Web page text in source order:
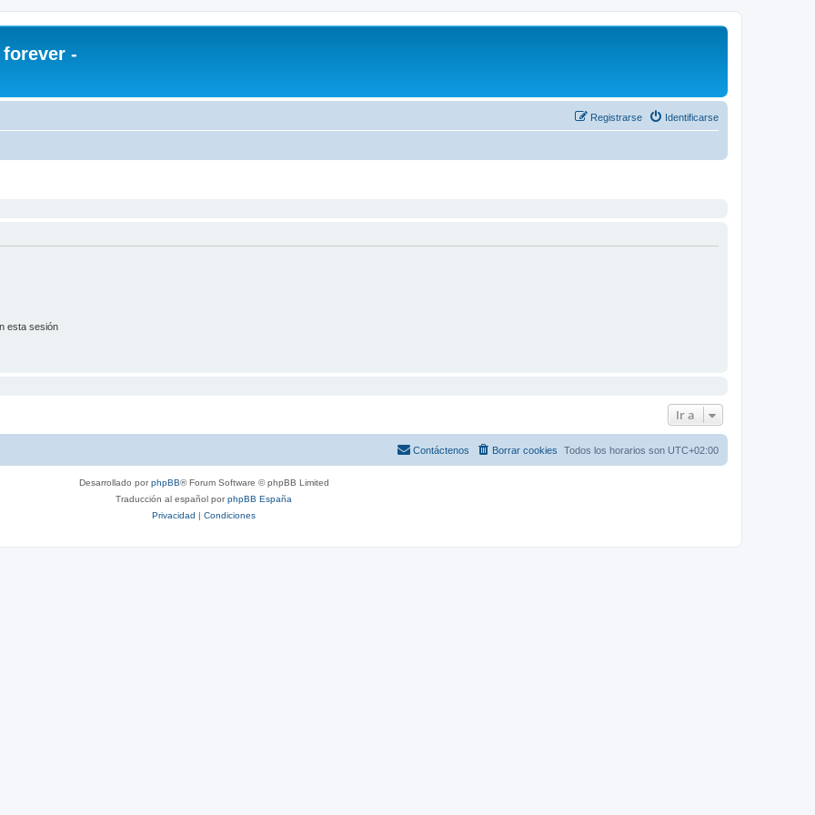
forever -
Identificarse
Registrarse
esta sesión
Ir a
Todos los horarios son UTC+02:00
Borrar cookies
Contáctenos
Desarrollado porphpBB® Forum Software © phpBB Limited
Traducción al español porphpBB España
Privacidad | Condiciones